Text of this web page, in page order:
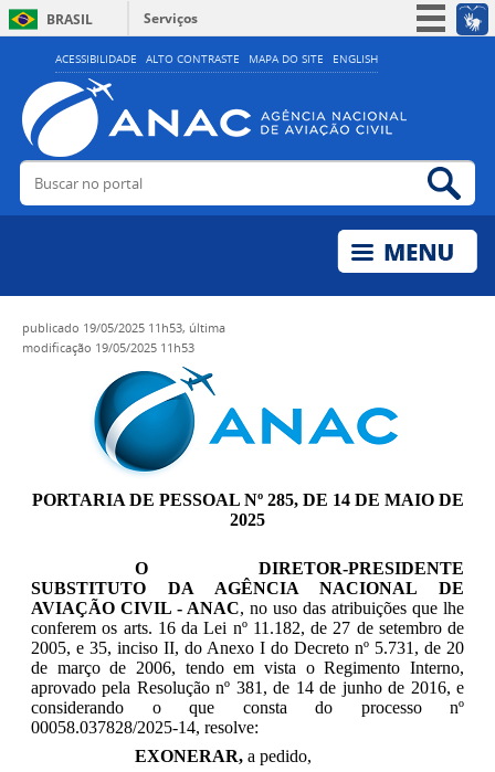
ACESSIBILIDADE ALTO CONTRASTE MAPA DO SITE ENGLISH
BRASIL
Serviços
Simplifique!
Acesso à informação
Legislação
Buscar no portal
publicado 19/05/2025 11h53, última
modificação 19/05/2025 11h53
PORTARIA DE PESSOAL Nº 285, DE 14 DE MAIO DE
2025
O DIRETOR-PRESIDENTE
SUBSTITUTO DA AGÊNCIA NACIONAL DE
AVIAÇÃO CIVIL - ANAC, no uso das atribuições que lhe
conferem os arts. 16 da Lei nº 11.182, de 27 de setembro de
2005, e 35, inciso II, do Anexo I do Decreto nº 5.731, de 20
de março de 2006, tendo em vista o Regimento Interno,
aprovado pela Resolução nº 381, de 14 de junho de 2016, e
considerando o que consta do processo nº
00058.037828/2025-14, resolve:
EXONERAR,a pedido,